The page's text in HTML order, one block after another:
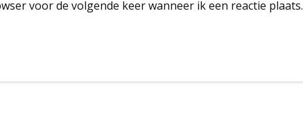
voor de volgende keer wanneer ik een reactie plaats.